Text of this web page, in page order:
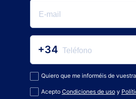
+34
Quiero que me informéis de
Acepto Condiciones de usoy